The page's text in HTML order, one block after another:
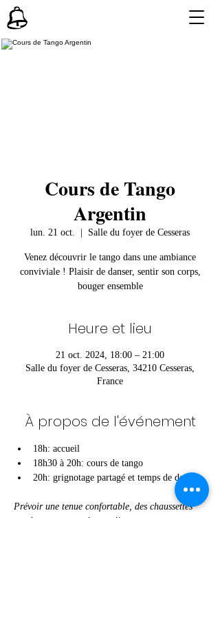
Cours de Tango
Argentin
lun. 21 oct. Salle du foyer de Cesseras
Venez découvrir le tango dans une ambiance
conviviale ! Plaisir de danser, sentir son corps,
bouger ensemble
Heure et lieu
21 oct. 2024, 18:00 – 21:00
Salle du foyer de Cesseras, 34210 Cesseras,
France
À propos de l'événement
18h: accueil
18h30 à 20h: cours de tango
20h: grignotage partagé et temps de danse
Prévoir une tenue confortable, des chaussettes
ou chaussures souples et glissantes